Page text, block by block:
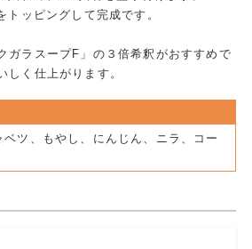
ッピングして完成です。
ガラスープF」の３倍希釈がおすすめで
しく仕上がります。
ツ、もやし、にんじん、ニラ、コー